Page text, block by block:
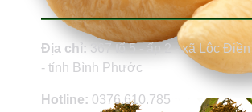
Địa chỉ: 367 tổ 5 - ấp 2 - xã Lộc
- tỉnh Bình Phước
Hotline: 0376.610.785